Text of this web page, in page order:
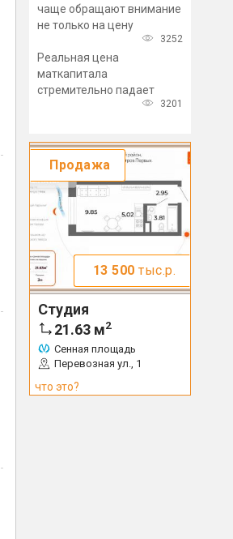
чаще обращают внимание
не только на цену
3252
Реальная цена
маткапитала
стремительно падает
3201
Продажа
13 500 тыс.р.
Студия
21.63 м2
Сенная площадь
Перевозная ул., 1
что это?